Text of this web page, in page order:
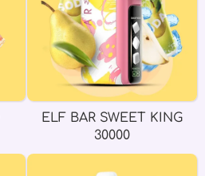
ELF BAR SWEET KING
30000